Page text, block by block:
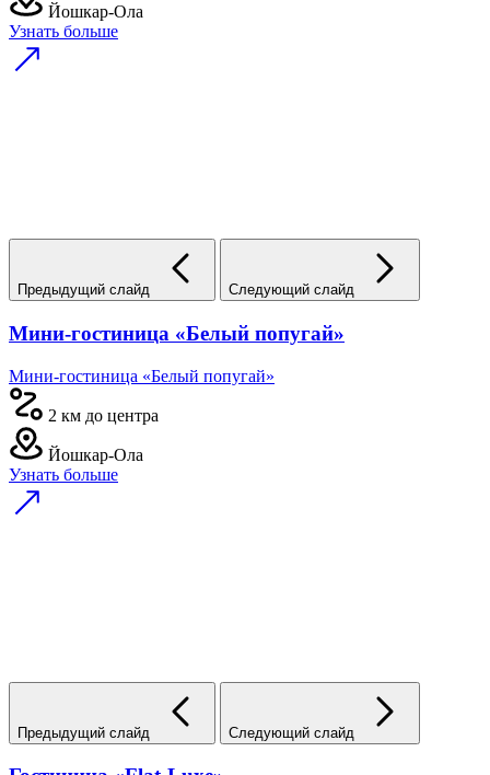
Йошкар-Ола
Узнать больше
Предыдущий слайд Следующий слайд
Мини-гостиница «Белый попугай»
Мини-гостиница «Белый попугай»
2 км до центра
Йошкар-Ола
Узнать больше
Предыдущий слайд Следующий слайд